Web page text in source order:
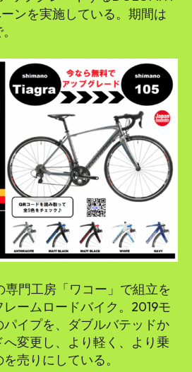
ンを実施している。期間は
専門工房「ワコー」で組立を
ームロードバイク。2019モ
イプを、ダブルバテッドか
へ変更し、より軽く、より乗
売りにしている。